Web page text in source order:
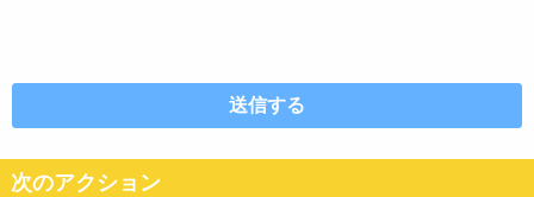
次のアクション